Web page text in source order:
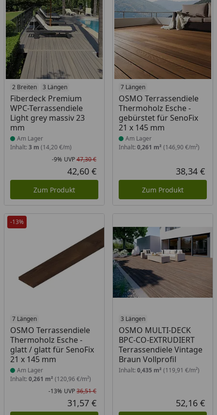
2 Breiten 3 Längen
Fiberdeck Premium
WPC-Terrassendiele
Light grey massiv 23
mm
Produkt am Lager
Am Lager
Inhalt: 3 m (14,20 €/m)
Rabatt in Prozent
-9%
Ursprünglicher Preis
UVP47,30 €
Aktueller Preis
42,60 €
Zum Produkt
7 Längen
OSMO Terrassendiele
Thermoholz Esche -
gebürstet für SenoFix
21 x 145 mm
Produkt am Lager
Am Lager
Inhalt: 0,261 m² (146,90 €/m²)
38,34 €
Zum Produkt
-13%
7 Längen
OSMO Terrassendiele
Thermoholz Esche -
glatt / glatt für SenoFix
21 x 145 mm
Produkt am Lager
Am Lager
Inhalt: 0,261 m² (120,96 €/m²)
Rabatt in Prozent
-13%
Ursprünglicher Preis
UVP36,51 €
Aktueller Preis
31,57 €
3 Längen
OSMO MULTI-DECK
BPC-CO-EXTRUDIERT
Terrassendiele Vintage
Braun Vollprofil
Inhalt: 0,435 m² (119,91 €/m²)
52,16 €